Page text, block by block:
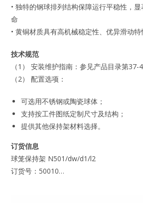
• 独特的钢球排列结构保障运行平稳性，
命
• 黄铜材质具有高机械稳定性、优异滑动
技术规范
（1） 安装维护指南：参见产品目录第37-
（2） 配置选项：
可选用不锈钢或陶瓷球体；
支持按工件图纸定制尺寸及结构；
提供其他保持架材料选择。
订货信息
球笼保持架 N501/dw/d1/l2
订货号：50010…